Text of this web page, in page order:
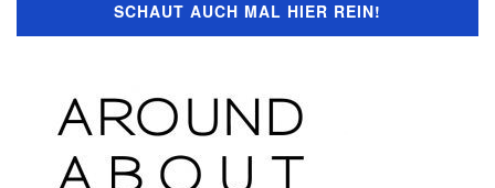
SCHAUT AUCH MAL HIER REIN!